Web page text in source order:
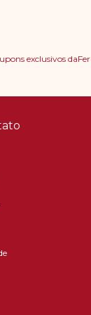
exclusivos daFer